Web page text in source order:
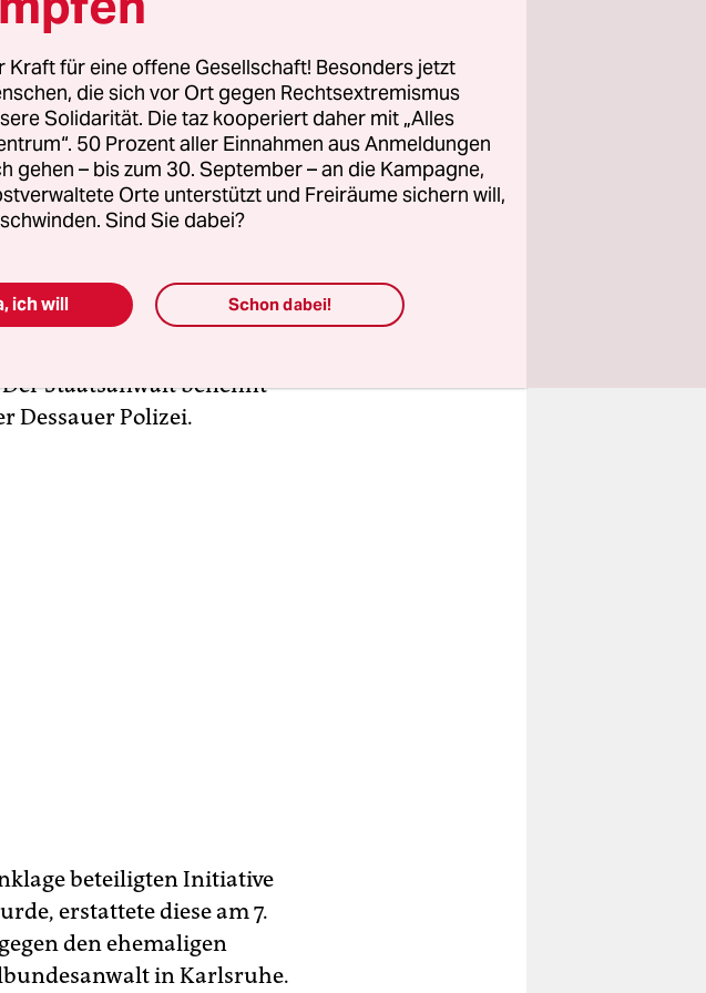
im Innern an,
Oberstaatsanwalt Folker
Todesfall. Am 4. April 2017
er gehe davon aus, dass
handlungsunfähig
sechs Gutachter nahe,
nach Auffassung
Staatsanwalt benennt
Dessauer Polizei.
beteiligten Initiative
erstattete diese am 7.
den ehemaligen
in Karlsruhe.
Kraft für eine offene Gesellschaft! Besonders jetzt
die sich vor Ort gegen Rechtsextremismus
Solidarität. Die taz kooperiert daher mit „Alles
50 Prozent aller Einnahmen aus Anmeldungen
gehen – bis zum 30. September – an die Kampagne,
Orte unterstützt und Freiräume sichern will,
Sind Sie dabei?
ich will Schon dabei!